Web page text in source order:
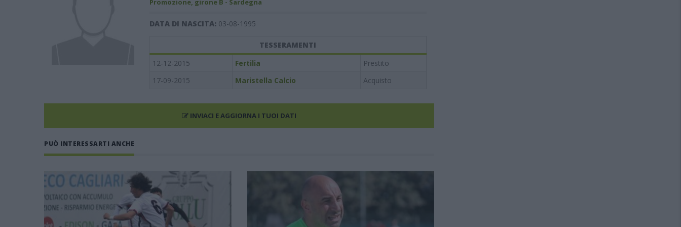
Promozione, girone B - Sardegna
DATA DI NASCITA: 03-08-1995
TESSERAMENTI
12-12-2015
Fertilia
Prestito
17-09-2015
Maristella Calcio Acquisto
INVIACI E AGGIORNA I TUOI DATI
PUÒ INTERESSARTI ANCHE